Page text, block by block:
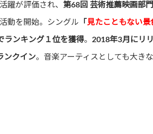
躍が評価され、 第68回 芸術推薦映画部
動を開始。シングル 「 見たこともない景
ランキング１位を獲得。 2018年3月にリ
ンクイン。音楽アーティスとしても大き